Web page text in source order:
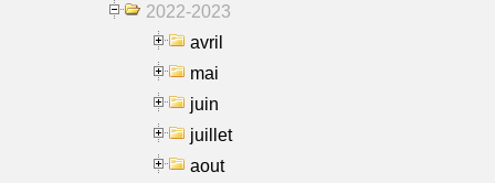
2022-2023
avril
mai
juin
juillet
aout